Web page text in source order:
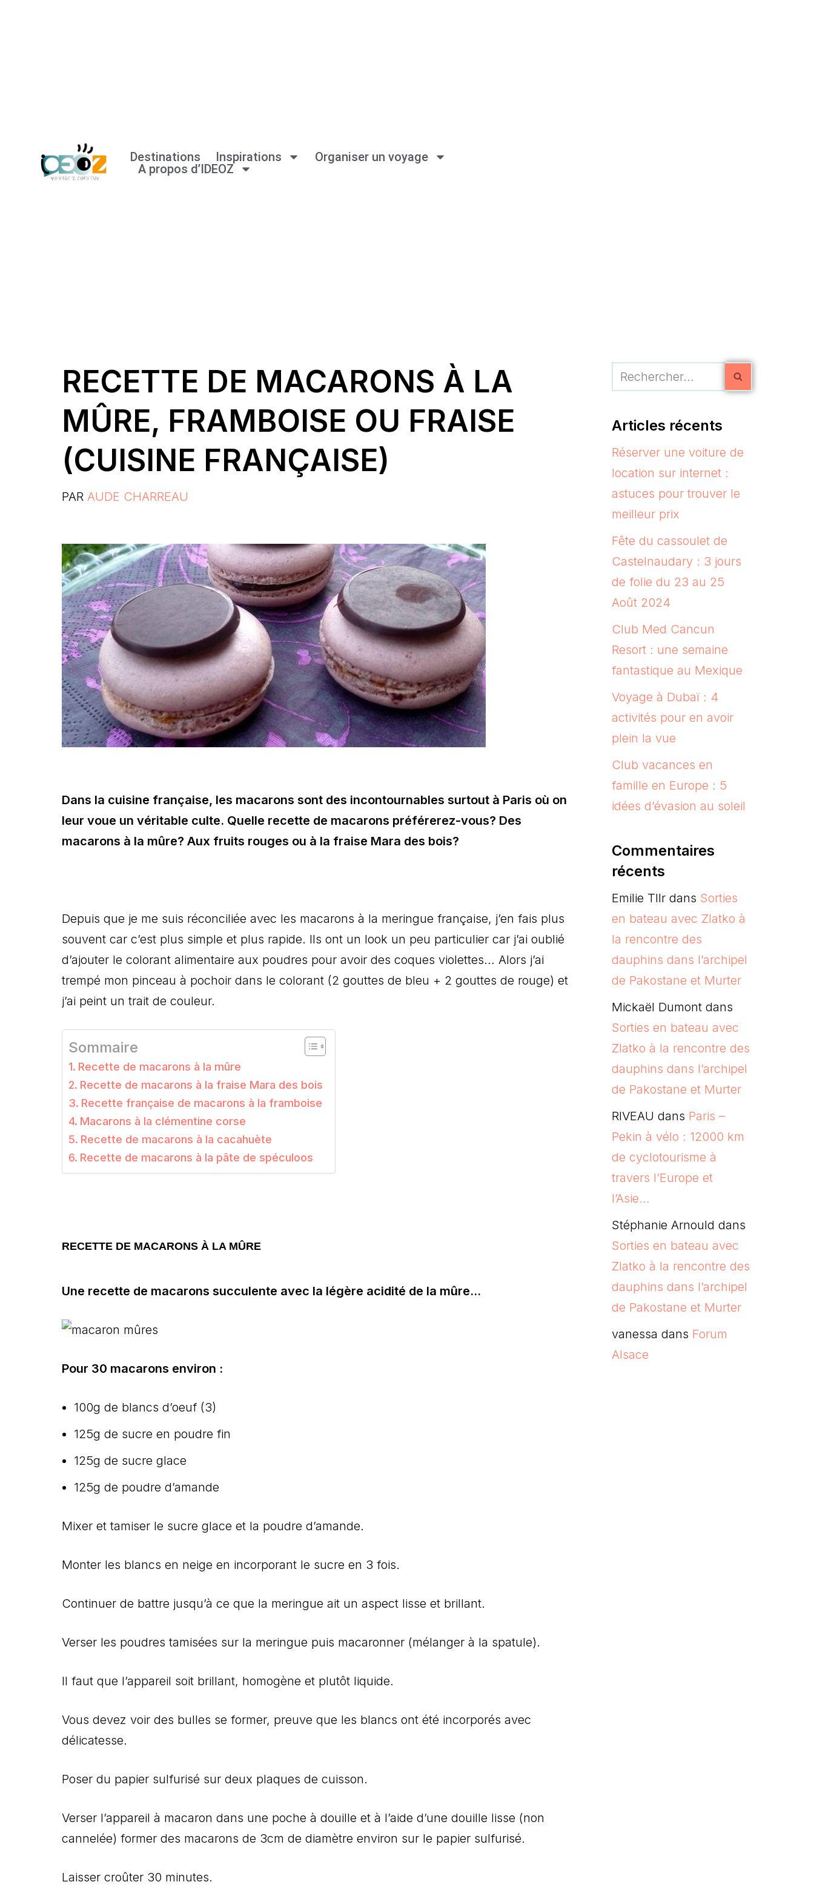
Destinations Inspirations
Organiser un voyage
A propos d’IDEOZ
RECETTE DE MACARONS À LA
MÛRE, FRAMBOISE OU FRAISE
(CUISINE FRANÇAISE)
PAR AUDE CHARREAU
Dans la cuisine française, les macarons sont des incontournables surtout à Paris où on
leur voue un véritable culte. Quelle recette de macarons préférerez-vous? Des
macarons à la mûre? Aux fruits rouges ou à la fraise Mara des bois?
Depuis que je me suis réconciliée avec les macarons à la meringue française, j’en fais plus
souvent car c’est plus simple et plus rapide. Ils ont un look un peu particulier car j’ai oublié
d’ajouter le colorant alimentaire aux poudres pour avoir des coques violettes… Alors j’ai
trempé mon pinceau à pochoir dans le colorant (2 gouttes de bleu + 2 gouttes de rouge) et
j’ai peint un trait de couleur.
Sommaire
Recette de macarons à la mûre
Recette de macarons à la fraise Mara des bois
Recette française de macarons à la framboise
Macarons à la clémentine corse
Recette de macarons à la cacahuète
Recette de macarons à la pâte de spéculoos
RECETTE DE MACARONS À LA MÛRE
Une recette de macarons succulente avec la légère acidité de la mûre…
Pour 30 macarons environ :
100g de blancs d’oeuf (3)
125g de sucre en poudre fin
125g de sucre glace
125g de poudre d’amande
Mixer et tamiser le sucre glace et la poudre d’amande.
Monter les blancs en neige en incorporant le sucre en 3 fois.
Continuer de battre jusqu’à ce que la meringue ait un aspect lisse et brillant.
Verser les poudres tamisées sur la meringue puis macaronner (mélanger à la spatule).
Il faut que l’appareil soit brillant, homogène et plutôt liquide.
Vous devez voir des bulles se former, preuve que les blancs ont été incorporés avec
délicatesse.
Poser du papier sulfurisé sur deux plaques de cuisson.
Verser l’appareil à macaron dans une poche à douille et à l’aide d’une douille lisse (non
cannelée) former des macarons de 3cm de diamètre environ sur le papier sulfurisé.
Laisser croûter 30 minutes.
Articles récents
Réserver une voiture de
location sur internet :
astuces pour trouver le
meilleur prix
Fête du cassoulet de
Castelnaudary : 3 jours
de folie du 23 au 25
Août 2024
Club Med Cancun
Resort : une semaine
fantastique au Mexique
Voyage à Dubaï : 4
activités pour en avoir
plein la vue
Club vacances en
famille en Europe : 5
idées d’évasion au soleil
Commentaires
récents
Emilie Tllrdans Sorties
en bateau avec Zlatko à
la rencontre des
dauphins dans l’archipel
de Pakostane et Murter
Mickaël Dumontdans
Sorties en bateau avec
Zlatko à la rencontre des
dauphins dans l’archipel
de Pakostane et Murter
RIVEAU dans Paris –
Pekin à vélo : 12000 km
de cyclotourisme à
travers l’Europe et
l’Asie…
Stéphanie Arnould dans
Sorties en bateau avec
Zlatko à la rencontre des
dauphins dans l’archipel
de Pakostane et Murter
vanessa dans Forum
Alsace